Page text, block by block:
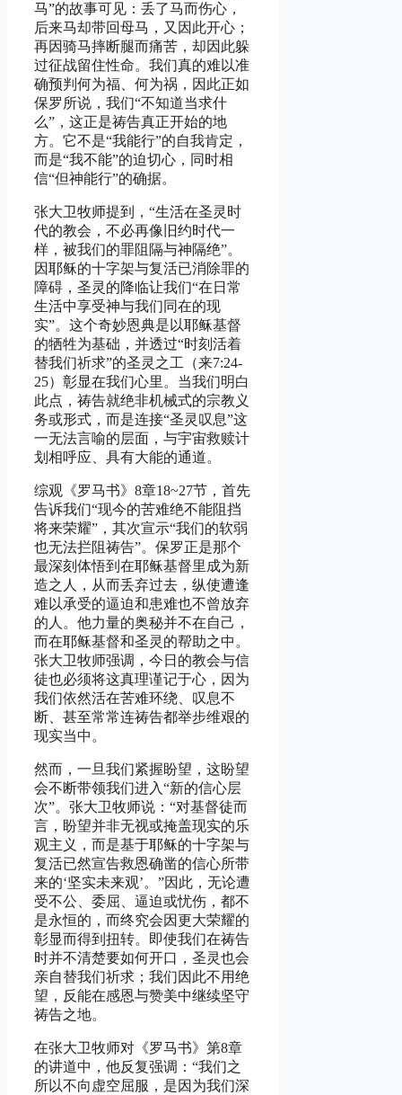
马”的故事可见：丢了马而伤心，
后来马却带回母马，又因此开心；
再因骑马摔断腿而痛苦，却因此躲
过征战留住性命。我们真的难以准
确预判何为福、何为祸，因此正如
保罗所说，我们“不知道当求什
么”，这正是祷告真正开始的地
方。它不是“我能行”的自我肯定，
而是“我不能”的迫切心，同时相
信“但神能行”的确据。
张大卫牧师提到，“生活在圣灵时
代的教会，不必再像旧约时代一
样，被我们的罪阻隔与神隔绝”。
因耶稣的十字架与复活已消除罪的
障碍，圣灵的降临让我们“在日常
生活中享受神与我们同在的现
实”。这个奇妙恩典是以耶稣基督
的牺牲为基础，并透过“时刻活着
替我们祈求”的圣灵之工（来7:24-
25）彰显在我们心里。当我们明白
此点，祷告就绝非机械式的宗教义
务或形式，而是连接“圣灵叹息”这
一无法言喻的层面，与宇宙救赎计
划相呼应、具有大能的通道。
综观《罗马书》8章18~27节，首先
告诉我们“现今的苦难绝不能阻挡
将来荣耀”，其次宣示“我们的软弱
也无法拦阻祷告”。保罗正是那个
最深刻体悟到在耶稣基督里成为新
造之人，从而丢弃过去，纵使遭逢
难以承受的逼迫和患难也不曾放弃
的人。他力量的奥秘并不在自己，
而在耶稣基督和圣灵的帮助之中。
张大卫牧师强调，今日的教会与信
徒也必须将这真理谨记于心，因为
我们依然活在苦难环绕、叹息不
断、甚至常常连祷告都举步维艰的
现实当中。
然而，一旦我们紧握盼望，这盼望
会不断带领我们进入“新的信心层
次”。张大卫牧师说：“对基督徒而
言，盼望并非无视或掩盖现实的乐
观主义，而是基于耶稣的十字架与
复活已然宣告救恩确凿的信心所带
来的‘坚实未来观’。”因此，无论遭
受不公、委屈、逼迫或忧伤，都不
是永恒的，而终究会因更大荣耀的
彰显而得到扭转。即使我们在祷告
时并不清楚要如何开口，圣灵也会
亲自替我们祈求；我们因此不用绝
望，反能在感恩与赞美中继续坚守
祷告之地。
在张大卫牧师对《罗马书》第8章
的讲道中，他反复强调：“我们之
所以不向虚空屈服，是因为我们深